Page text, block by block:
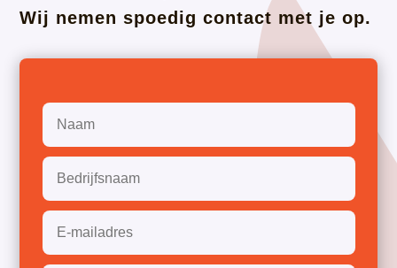
Wij nemen spoedig contact met je op.